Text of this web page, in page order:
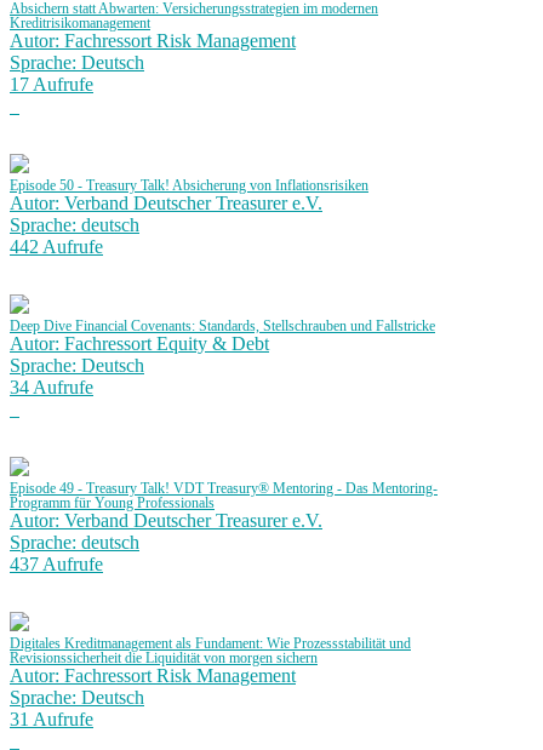
Absichern statt Abwarten: Versicherungsstrategien im modernen
Kreditrisikomanagement
Autor: Fachressort Risk Management
Sprache: Deutsch
17 Aufrufe
Episode 50 - Treasury Talk! Absicherung von Inflationsrisiken
Autor: Verband Deutscher Treasurer e.V.
Sprache: deutsch
442 Aufrufe
Deep Dive Financial Covenants: Standards, Stellschrauben und Fallstricke
Autor: Fachressort Equity & Debt
Sprache: Deutsch
34 Aufrufe
Episode 49 - Treasury Talk! VDT Treasury® Mentoring - Das Mentoring-
Programm für Young Professionals
Autor: Verband Deutscher Treasurer e.V.
Sprache: deutsch
437 Aufrufe
Digitales Kreditmanagement als Fundament: Wie Prozessstabilität und
Revisionssicherheit die Liquidität von morgen sichern
Autor: Fachressort Risk Management
Sprache: Deutsch
31 Aufrufe